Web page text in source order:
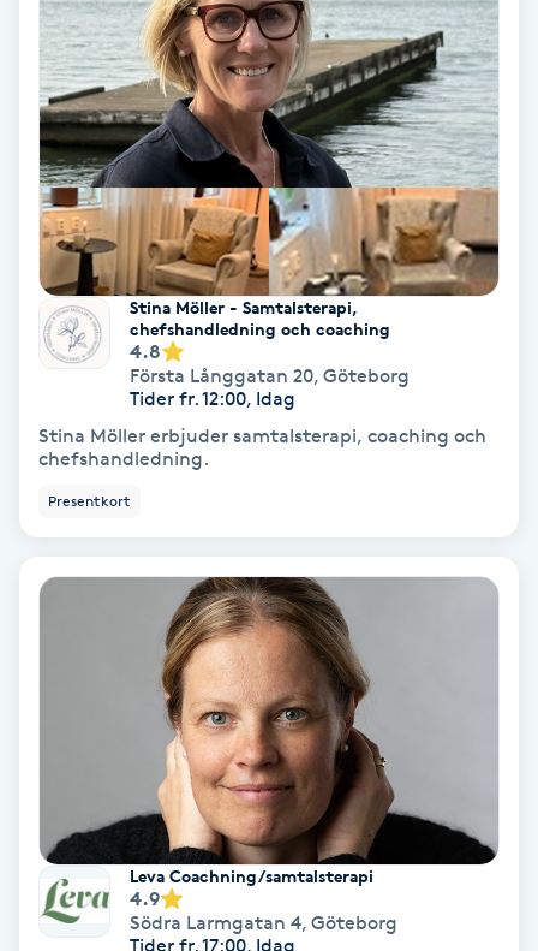
Face framing
Faceliftmassage
Fet hårbotten
Fettreducering
Fibromassage
Fotmassage
Fotsvamp
Fotvård
Fransborttagning
Fransförlängning
Fransförlängning Megavolym
Stina Möller - Samtalsterapi,
chefshandledning och coaching
4.8
Första Långgatan 20, Göteborg
Tider fr. 12:00, Idag
Stina Möller erbjuder samtalsterapi, coaching och
chefshandledning.
Presentkort
Leva Coachning/samtalsterapi
4.9
Södra Larmgatan 4, Göteborg
Tider fr. 17:00, Idag